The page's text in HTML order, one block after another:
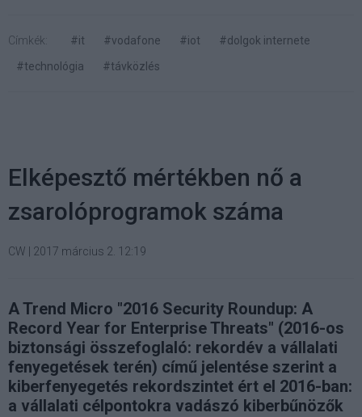
Címkék: #it #vodafone #iot
#dolgok internete
#technológia
#távközlés
Elképesztő mértékben nő a
zsarolóprogramok száma
CW 2017 március 2. 12:19
A Trend Micro "2016 Security Roundup: A
Record Year for Enterprise Threats" (2016-os
biztonsági összefoglaló: rekordév a vállalati
fenyegetések terén) című jelentése szerint a
kiberfenyegetés rekordszintet ért el 2016-ban:
a vállalati célpontokra vadászó kiberbűnözők